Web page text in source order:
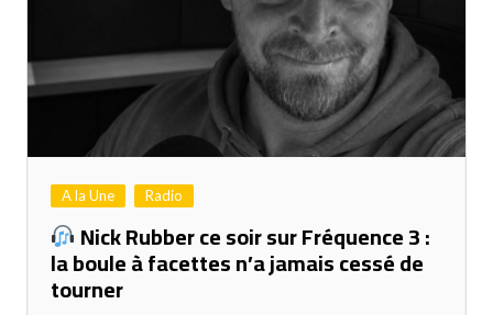
A la Une Radio
Nick Rubber ce soir sur Fréquence 3 :
la boule à facettes n’a jamais cessé de
tourner